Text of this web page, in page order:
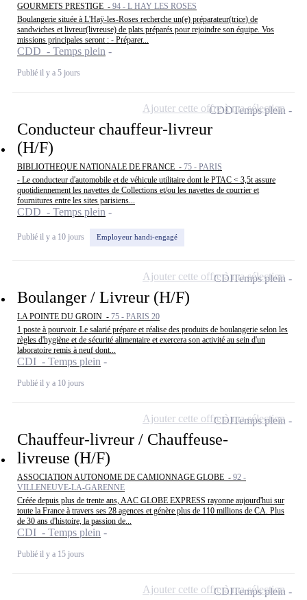
GOURMETS PRESTIGE - 94 - L HAY LES ROSES
Boulangerie située à L'Haÿ-les-Roses recherche un(e) préparateur(trice) de
sandwiches et livreur(livreuse) de plats préparés pour rejoindre son équipe. Vos
missions principales seront : - Préparer...
CDD - Temps plein
Publié il y a 5 jours
Conducteur chauffeur-livreur
(H/F)
BIBLIOTHEQUE NATIONALE DE FRANCE - 75 - PARIS
- Le conducteur d'automobile et de véhicule utilitaire dont le PTAC < 3,5t assure
quotidiennement les navettes de Collections et/ou les navettes de courrier et
fournitures entre les sites parisiens...
CDD - Temps plein
Publié il y a 10 jours Employeur handi-engagé
CDDTemps plein
Ajouter cette offre à ma sélection
Boulanger / Livreur (H/F)
LA POINTE DU GROIN - 75 - PARIS 20
1 poste à pourvoir. Le salarié prépare et réalise des produits de boulangerie selon les
règles d'hygiène et de sécurité alimentaire et exercera son activité au sein d'un
laboratoire remis à neuf dont...
CDI - Temps plein
Publié il y a 10 jours
CDITemps plein
Ajouter cette offre à ma sélection
Chauffeur-livreur / Chauffeuse-
livreuse (H/F)
ASSOCIATION AUTONOME DE CAMIONNAGE GLOBE - 92 -
VILLENEUVE-LA-GARENNE
Créée depuis plus de trente ans, AAC GLOBE EXPRESS rayonne aujourd'hui sur
toute la France à travers ses 28 agences et génère plus de 110 millions de CA. Plus
de 30 ans d'histoire, la passion de...
CDI - Temps plein
Publié il y a 15 jours
CDITemps plein
Ajouter cette offre à ma sélection
CDITemps plein
Ajouter cette offre à ma sélection